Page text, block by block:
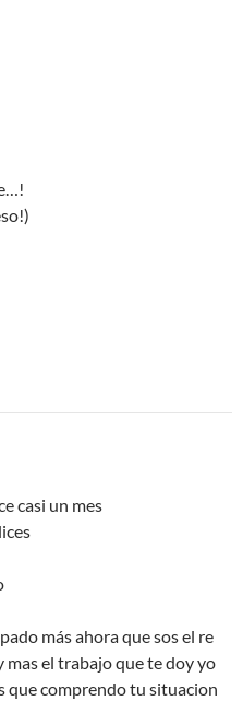
casi un mes
más ahora que sos el re
el trabajo que te doy yo
que comprendo tu situacion